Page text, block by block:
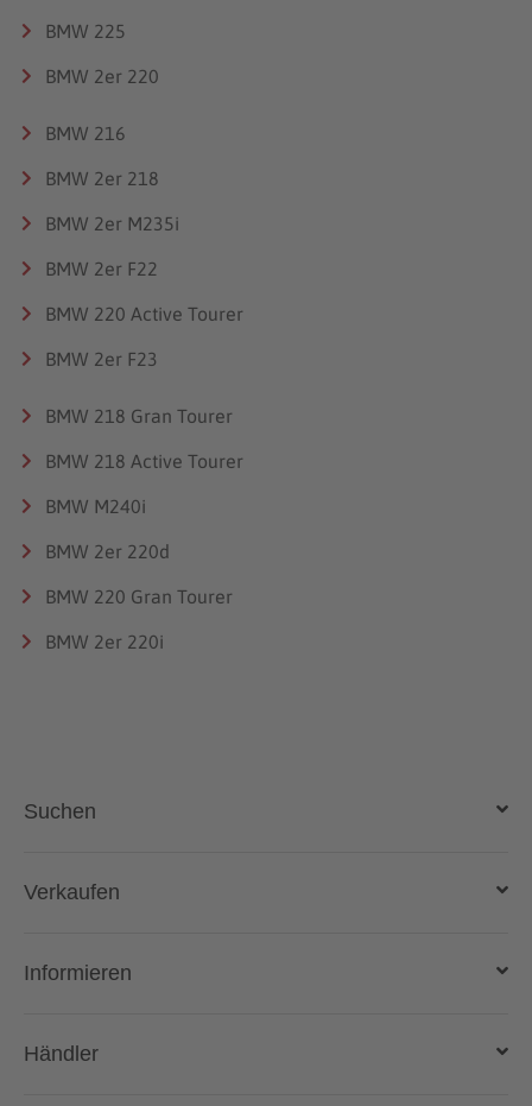
BMW 225
BMW 2er 220
BMW 216
BMW 2er 218
BMW 2er M235i
BMW 2er F22
BMW 220 Active Tourer
BMW 2er F23
BMW 218 Gran Tourer
BMW 218 Active Tourer
BMW M240i
BMW 2er 220d
BMW 220 Gran Tourer
BMW 2er 220i
Suchen
Auto kaufen
Auto online kaufen
Verkaufen
Auto verkaufen
Kostenlose Fahrzeugbewertung
Informieren
Automarken & Modelle
Händler